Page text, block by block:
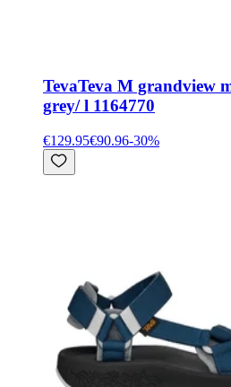
TevaTeva M grandview
grey/ l 1164770
€129.95€90.96-30%